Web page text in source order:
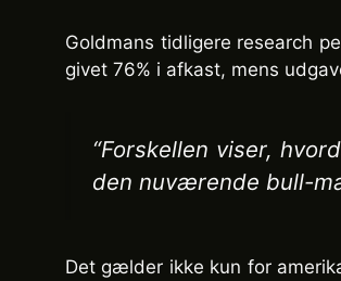
Goldmans tidligere research
givet 76% i afkast, mens
“Forskellen viser,
den nuværende bull-
Det gælder ikke kun for